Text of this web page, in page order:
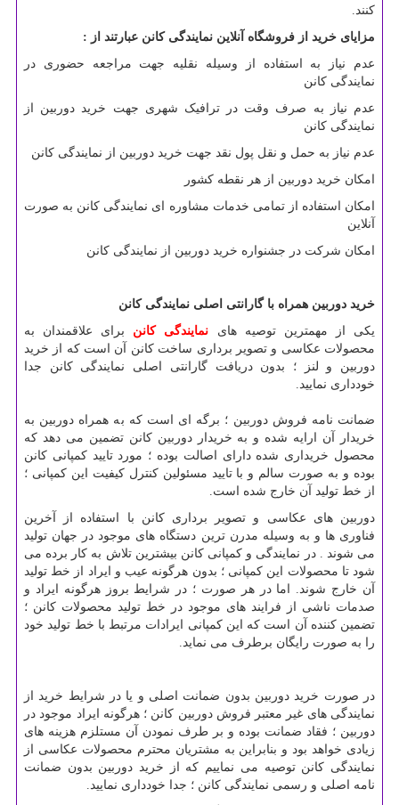
کنند.
مزایای خرید از فروشگاه آنلاین نمایندگی کانن عبارتند از :
عدم نیاز به استفاده از وسیله نقلیه جهت مراجعه حضوری در
نمایندگی کانن
عدم نیاز به صرف وقت در ترافیک شهری جهت خرید دوربین از
نمایندگی کانن
عدم نیاز به حمل و نقل پول نقد جهت خرید دوربین از نمایندگی کانن
امکان خرید دوربین از هر نقطه کشور
امکان استفاده از تمامی خدمات مشاوره ای نمایندگی کانن به صورت
آنلاین
امکان شرکت در جشنواره خرید دوربین از نمایندگی کانن
خرید دوربین همراه با گارانتی اصلی نمایندگی کانن
یکی از مهمترین توصیه های نمایندگی کانن برای علاقمندان به
محصولات عکاسی و تصویر برداری ساخت کانن آن است که از خرید
دوربین و لنز ؛ بدون دریافت گارانتی اصلی نمایندگی کانن جدا
خودداری نمایید.
ضمانت نامه فروش دوربین ؛ برگه ای است که به همراه دوربین به
خریدار آن ارایه شده و به خریدار دوربین کانن تضمین می دهد که
محصول خریداری شده دارای اصالت بوده ؛ مورد تایید کمپانی کانن
بوده و به صورت سالم و با تایید مسئولین کنترل کیفیت این کمپانی ؛
از خط تولید آن خارج شده است.
دوربین های عکاسی و تصویر برداری کانن با استفاده از آخرین
فناوری ها و به وسیله مدرن ترین دستگاه های موجود در جهان تولید
می شوند . در نمایندگی و کمپانی کانن بیشترین تلاش به کار برده می
شود تا محصولات این کمپانی ؛ بدون هرگونه عیب و ایراد از خط تولید
آن خارج شوند. اما در هر صورت ؛ در شرایط بروز هرگونه ایراد و
صدمات ناشی از فرایند های موجود در خط تولید محصولات کانن ؛
تضمین کننده آن است که این کمپانی ایرادات مرتبط با خط تولید خود
را به صورت رایگان برطرف می نماید.
در صورت خرید دوربین بدون ضمانت اصلی و یا در شرایط خرید از
نمایندگی های غیر معتبر فروش دوربین کانن ؛ هرگونه ایراد موجود در
دوربین ؛ فقاد ضمانت بوده و بر طرف نمودن آن مستلزم هزینه های
زیادی خواهد بود و بنابراین به مشتریان محترم محصولات عکاسی از
نمایندگی کانن توصیه می نماییم که از خرید دوربین بدون ضمانت
نامه اصلی و رسمی نمایندگی کانن ؛ جدا خودداری نمایید.